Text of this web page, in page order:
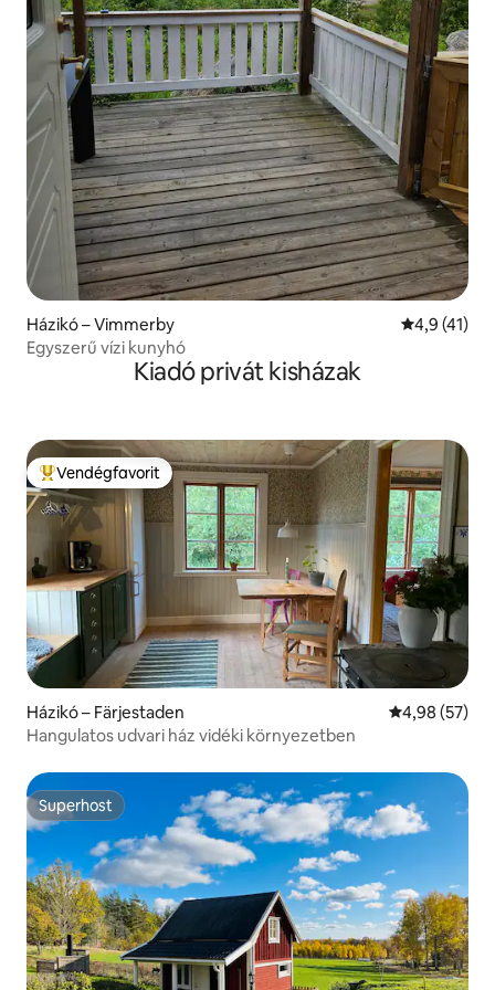
Házikó – Vimmerby Átlagos
4,9 (41)
Egyszerű vízi kunyhó
Kiadó privát kisházak
Kiemelt vendégfavorit
Vendégfavorit
Házikó – Färjestaden Átlagos
4,98 (57)
Hangulatos udvari ház vidéki környezetben
Superhost
Superhost